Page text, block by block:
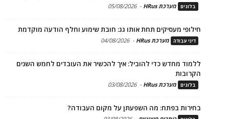
בלוגים מערכת HRus -
05/08/2026
חילופי מעסיקים תחת אותו גג: חובת שימוע וחלף הודעה מוקדמת
דיני עבודה מערכת HRus -
04/08/2026
ללמוד מחדש כדי להוביל: איך להכשיר את העובדים לחמש השנים
הקרובות
בלוגים מערכת HRus -
03/08/2026
בחירות בפתח: מה השפעתן על מקום העבודה?